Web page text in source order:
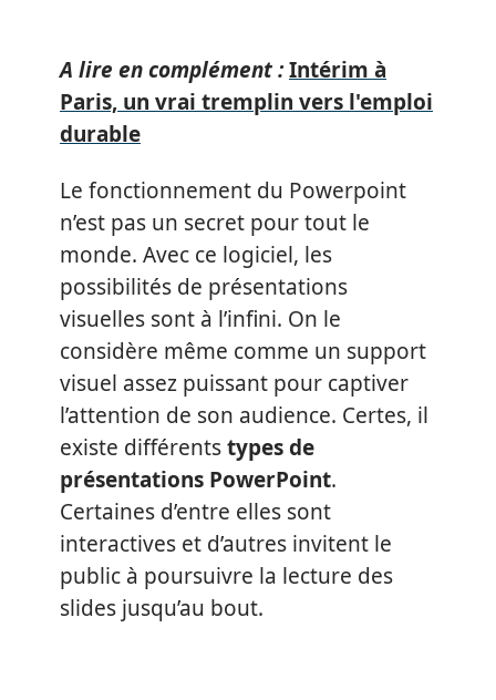
A lire en complément :Intérim à
Paris, un vrai tremplin vers l'emploi
durable
Le fonctionnement du Powerpoint
n’est pas un secret pour tout le
monde. Avec ce logiciel, les
possibilités de présentations
visuelles sont à l’infini. On le
considère même comme un support
visuel assez puissant pour captiver
l’attention de son audience. Certes, il
existe différentstypes de
présentations PowerPoint.
Certaines d’entre elles sont
interactives et d’autres invitent le
public à poursuivre la lecture des
slides jusqu’au bout.